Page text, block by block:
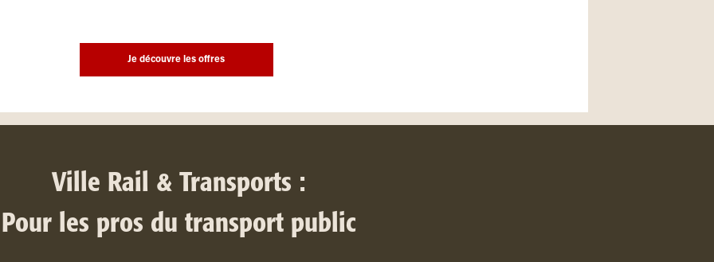
Je découvre les offres
Ville Rail & Transports :
Pour les pros du transport public